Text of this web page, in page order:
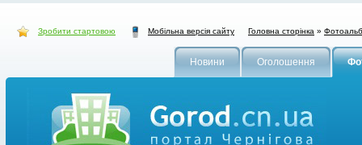
Зробити стартовою Мобільна версія сайту Головна сторінка »
Новини Оголошення